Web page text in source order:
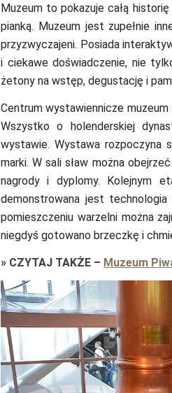
Muzeum to pokazuje całą
pianką. Muzeum jest zupełnie
przyzwyczajeni. Posiada
i ciekawe doświadczenie, nie
żetony na wstęp, degustację i
Centrum wystawiennicze
Wszystko o holenderskiej
wystawie. Wystawa rozpoczyna
marki. W sali sław można
nagrody i dyplomy. Kolejnym
demonstrowana jest
pomieszczeniu warzelni można
niegdyś gotowano brzeczkę i
» CZYTAJ TAKŻE – Muzeum